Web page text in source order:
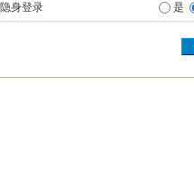
隐身登录 是